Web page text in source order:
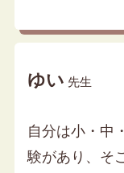
ゆい 先生
自分は小・中
験があり、そ